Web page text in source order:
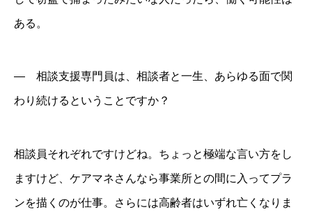
ある。
― 相談支援専門員は、相談者と一生、あらゆる面で関
わり続けるということですか？
相談員それぞれですけどね。ちょっと極端な言い方をし
ますけど、ケアマネさんなら事業所との間に入ってプラ
ンを描くのが仕事。さらには高齢者はいずれ亡くなりま